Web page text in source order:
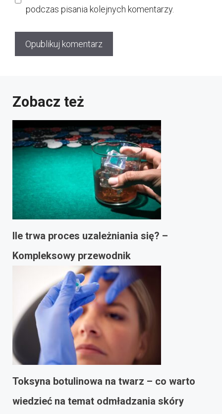
podczas pisania kolejnych komentarzy.
Zobacz też
Ile trwa proces uzależniania się? –
Kompleksowy przewodnik
Toksyna botulinowa na twarz – co warto
wiedzieć na temat odmładzania skóry